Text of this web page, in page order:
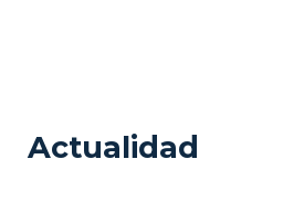
Actualidad